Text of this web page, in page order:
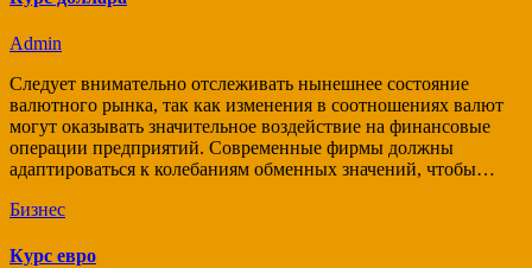
Admin
Следует внимательно отслеживать нынешнее состояние
валютного рынка, так как изменения в соотношениях валют
могут оказывать значительное воздействие на финансовые
операции предприятий. Современные фирмы должны
адаптироваться к колебаниям обменных значений, чтобы…
Бизнес
Курс евро